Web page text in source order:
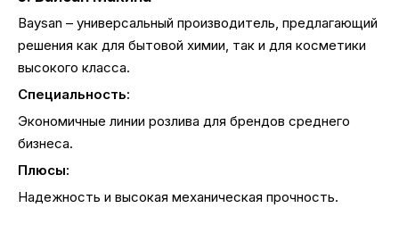
Baysan – универсальный производитель, предлагающий
решения как для бытовой химии, так и для косметики
высокого класса.
Специальность:
Экономичные линии розлива для брендов среднего
бизнеса.
Плюсы:
Надежность и высокая механическая прочность.